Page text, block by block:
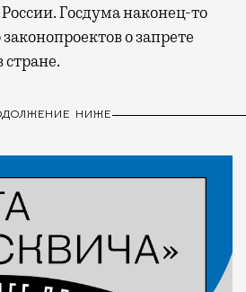
Госдума наконец-то
о запрете
стране.
НИЖЕ